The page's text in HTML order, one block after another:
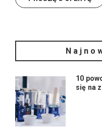
10
się na